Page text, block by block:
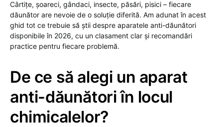
Cârtițe, șoareci, gândaci, insecte, păsări, pisici – fiecare
dăunător are nevoie de o soluție diferită. Am adunat în acest
ghid tot ce trebuie să știi despre aparatele anti-dăunători
disponibile în 2026, cu un clasament clar și recomandări
practice pentru fiecare problemă.
De ce să alegi un aparat
anti-dăunători în locul
chimicalelor?